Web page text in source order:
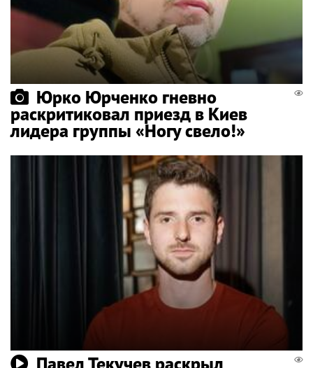
Юрко Юрченко гневно
раскритиковал приезд в Киев
лидера группы «Ногу свело!»